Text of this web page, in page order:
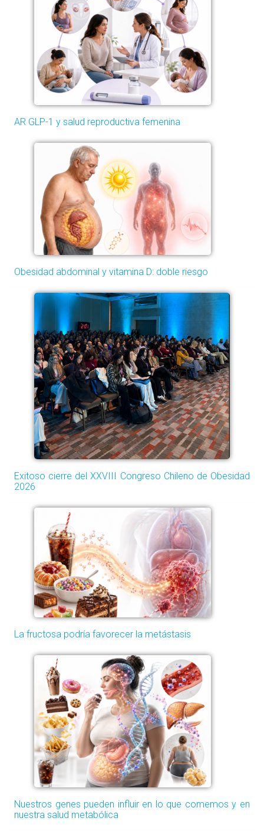
AR GLP-1 y salud reproductiva femenina
Obesidad abdominal y vitamina D: doble riesgo
Exitoso cierre del XXVIII Congreso Chileno de Obesidad
2026
La fructosa podría favorecer la metástasis
Nuestros genes pueden influir en lo que comemos y en
nuestra salud metabólica